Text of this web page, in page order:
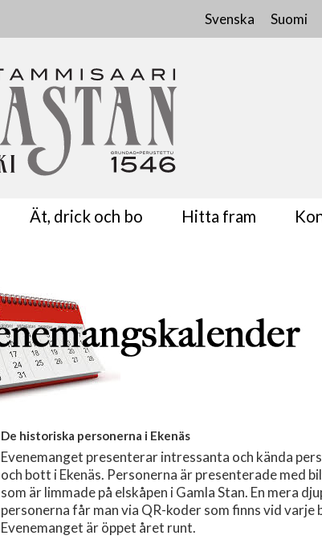
Svenska
Suomi
Ät, drick och bo Hitta fram
De historiska personerna i Ekenäs
Evenemanget presenterar intressanta och kända
och bott i Ekenäs. Personerna är presenterade med
som är limmade på elskåpen i Gamla Stan. En mera
personerna får man via QR-koder som finns vid varje
Evenemanget är öppet året runt.